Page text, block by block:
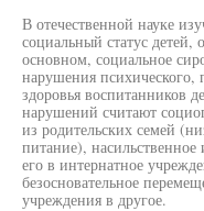
В отечественной науке
социальный статус
основном, социальное
нарушения психического,
здоровья воспитанников
нарушений считают
из родительских семей
питание),
его в интернатное
безосновательное
учреждения в другое.